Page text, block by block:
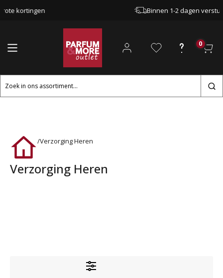
Binnen 1-2 dagen verstuurd
0
Zoeken
naar:
/Verzorging Heren
Verzorging Heren